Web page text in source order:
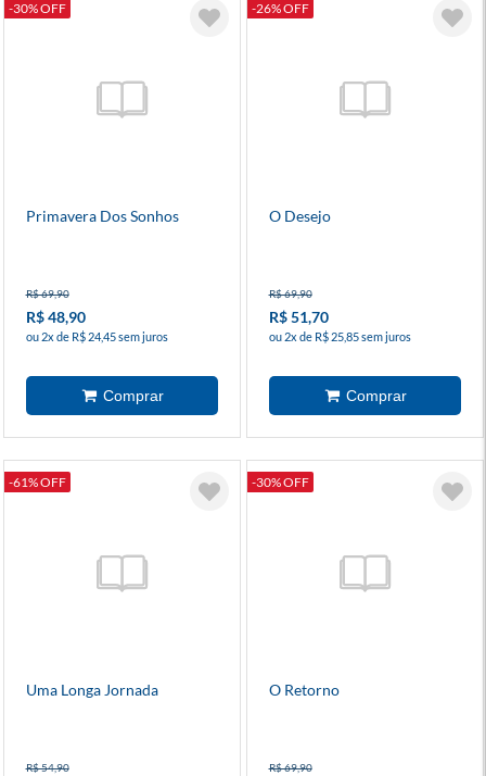
-30% OFF
Primavera Dos Sonhos
R$ 69,90
R$ 48,90
ou 2x de R$ 24,45 sem juros
-26% OFF
O Desejo
R$ 69,90
R$ 51,70
ou 2x de R$ 25,85 sem juros
-61% OFF
Uma Longa Jornada
R$ 54,90
-30% OFF
O Retorno
R$ 69,90